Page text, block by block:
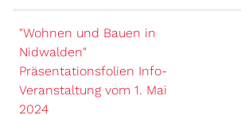
"Wohnen und Bauen in
Nidwalden"
Präsentationsfolien Info-
Veranstaltung vom 1. Mai
2024